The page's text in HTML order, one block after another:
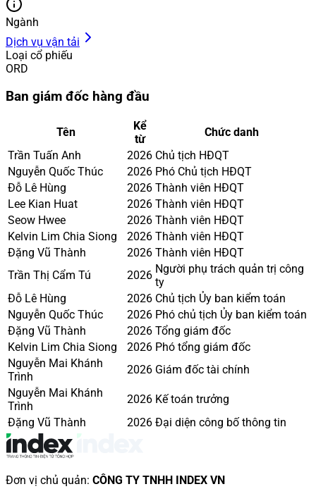
Ngành
Dịch vụ vận tải
Loại cổ phiếu
ORD
Ban giám đốc hàng đầu
Tên
Kể
từ
Chức danh
Trần Tuấn Anh
2026 Chủ tịch HĐQT
Nguyễn Quốc Thúc
2026 Phó Chủ tịch HĐQT
Đỗ Lê Hùng
2026 Thành viên HĐQT
Lee Kian Huat
2026 Thành viên HĐQT
Seow Hwee
2026 Thành viên HĐQT
Kelvin Lim Chia Siong
2026 Thành viên HĐQT
Đặng Vũ Thành
2026 Thành viên HĐQT
Trần Thị Cẩm Tú
2026 Người phụ trách quản trị công
ty
Đỗ Lê Hùng
2026 Chủ tịch Ủy ban kiểm toán
Nguyễn Quốc Thúc
2026 Phó chủ tịch Ủy ban kiểm toán
Đặng Vũ Thành
2026 Tổng giám đốc
Kelvin Lim Chia Siong
2026 Phó tổng giám đốc
Nguyễn Mai Khánh
Trình
2026 Giám đốc tài chính
Nguyễn Mai Khánh
Trình
2026 Kế toán trưởng
Đặng Vũ Thành
2026 Đại diện công bố thông tin
Đơn vị chủ quản: CÔNG TY TNHH INDEX VN